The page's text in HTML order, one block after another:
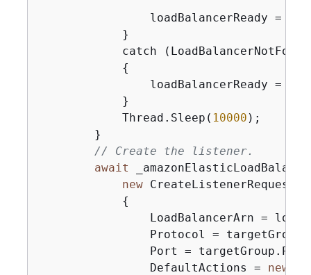
loadBalancerReady =
            }
catch
{
                loadBalancerReady =
            }
            Thread.Sleep(
10000 );
        }
// Create the listener.
await
new CreateListenerRequest()
{
LoadBalancerArn =
Protocol =
Port =
                DefaultActions =
new